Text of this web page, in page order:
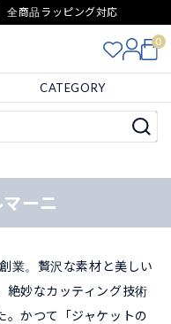
全商品ラッピング対応
0
CATEGORY
ーニ
業。贅沢な素材と美しい
絶妙なカッティング技術
。かつて「ジャケットの